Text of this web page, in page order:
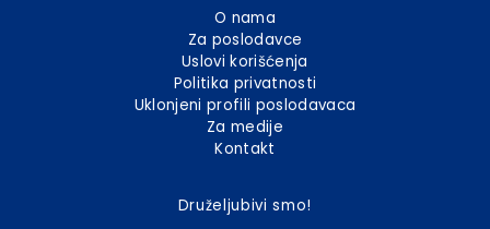
O nama
Za poslodavce
Uslovi korišćenja
Politika privatnosti
Uklonjeni profili poslodavaca
Za medije
Kontakt
Druželjubivi smo!